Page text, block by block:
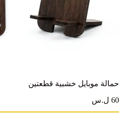
حمالة موبايل خشبية قطعتين
60 ل.س